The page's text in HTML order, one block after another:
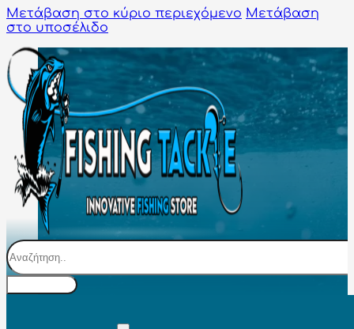
Μετάβαση στο κύριο περιεχόμενο Μετάβαση
στο υποσέλιδο
Αναζήτηση